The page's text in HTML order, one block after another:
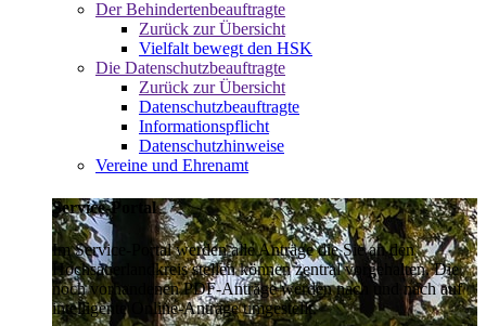
Der Behindertenbeauftragte
Zurück zur Übersicht
Vielfalt bewegt den HSK
Die Datenschutzbeauftragte
Zurück zur Übersicht
Datenschutzbeauftragte
Informationspflicht
Datenschutzhinweise
Vereine und Ehrenamt
Service-Portal
Im Service-Portal werden alle Anträge die Sie an den
Hochsauerlandkreis stellen können zentral vorgehalten. Die
noch vorhandenen PDF-Anträge werden nach und nach auf
intelligente Online-Anträge umgestellt.